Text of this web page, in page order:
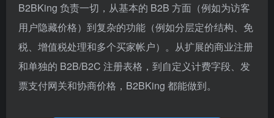
B2BKing 负责一切，从基本的 B2B 方面（例如为访客
用户隐藏价格）到复杂的功能（例如分层定价结构、免
税、增值税处理和多个买家帐户）。从扩展的商业注册
和单独的 B2B/B2C 注册表格，到自定义计费字段、发
票支付网关和协商价格，B2BKing 都能做到。